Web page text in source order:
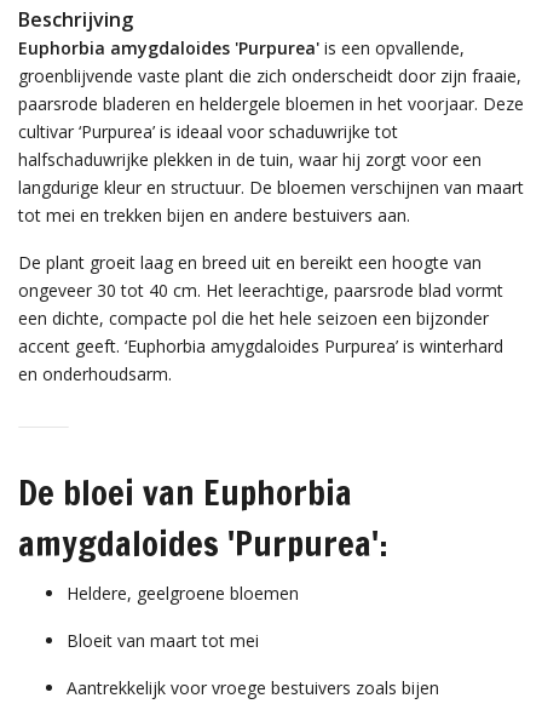
Beschrijving
Euphorbia amygdaloides 'Purpurea' is een opvallende,
groenblijvende vaste plant die zich onderscheidt door zijn fraaie,
paarsrode bladeren en heldergele bloemen in het voorjaar. Deze
cultivar ‘Purpurea’ is ideaal voor schaduwrijke tot
halfschaduwrijke plekken in de tuin, waar hij zorgt voor een
langdurige kleur en structuur. De bloemen verschijnen van maart
tot mei en trekken bijen en andere bestuivers aan.
De plant groeit laag en breed uit en bereikt een hoogte van
ongeveer 30 tot 40 cm. Het leerachtige, paarsrode blad vormt
een dichte, compacte pol die het hele seizoen een bijzonder
accent geeft. ‘Euphorbia amygdaloides Purpurea’ is winterhard
en onderhoudsarm.
De bloei van Euphorbia
amygdaloides 'Purpurea':
Heldere, geelgroene bloemen
Bloeit van maart tot mei
Aantrekkelijk voor vroege bestuivers zoals bijen